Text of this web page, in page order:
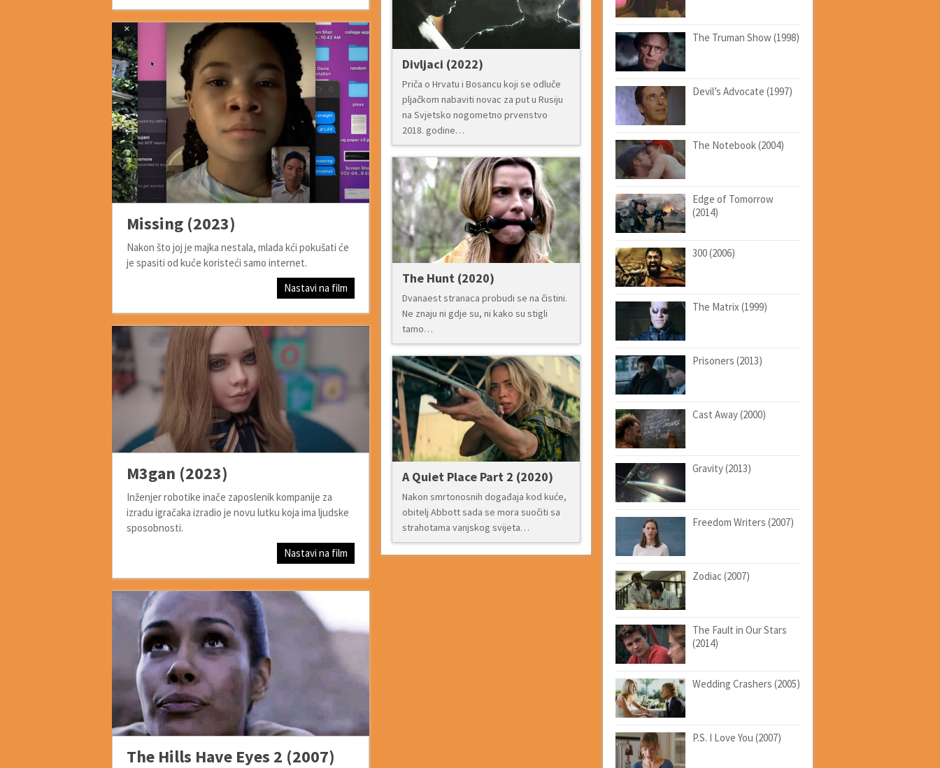
Missing (2023)
Nakon što joj je majka nestala, mlada kći pokušati će
je spasiti od kuće koristeći samo internet.
Nastavi na film
M3gan (2023)
Inženjer robotike inače zaposlenik kompanije za
izradu igračaka izradio je novu lutku koja ima ljudske
sposobnosti.
Nastavi na film
The Hills Have Eyes 2 (2007)
Divljaci (2022)
Priča o Hrvatu i Bosancu koji se odluče
pljačkom nabaviti novac za put u Rusiju
na Svjetsko nogometno prvenstvo
2018. godine…
The Hunt (2020)
Dvanaest stranaca probudi se na čistini.
Ne znaju ni gdje su, ni kako su stigli
tamo…
A Quiet Place Part 2 (2020)
Nakon smrtonosnih događaja kod kuće,
obitelj Abbott sada se mora suočiti sa
strahotama vanjskog svijeta…
The Truman Show (1998)
Devil’s Advocate (1997)
The Notebook (2004)
Edge of Tomorrow
(2014)
300 (2006)
The Matrix (1999)
Prisoners (2013)
Cast Away (2000)
Gravity (2013)
Freedom Writers (2007)
Zodiac (2007)
The Fault in Our Stars
(2014)
Wedding Crashers (2005)
P.S. I Love You (2007)